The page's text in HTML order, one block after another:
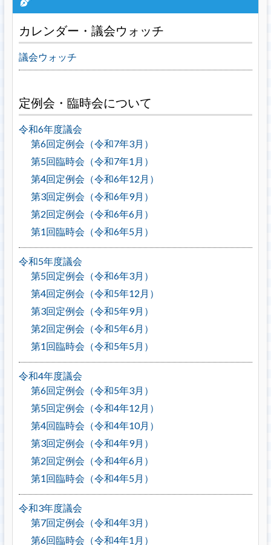
カレンダー・議会ウォッチ
議会ウォッチ
定例会・臨時会について
令和6年度議会
第6回定例会（令和7年3月）
第5回臨時会（令和7年1月）
第4回定例会（令和6年12月）
第3回定例会（令和6年9月）
第2回定例会（令和6年6月）
第1回臨時会（令和6年5月）
令和5年度議会
第5回定例会（令和6年3月）
第4回定例会（令和5年12月）
第3回定例会（令和5年9月）
第2回定例会（令和5年6月）
第1回臨時会（令和5年5月）
令和4年度議会
第6回定例会（令和5年3月）
第5回定例会（令和4年12月）
第4回臨時会（令和4年10月）
第3回定例会（令和4年9月）
第2回定例会（令和4年6月）
第1回臨時会（令和4年5月）
令和3年度議会
第7回定例会（令和4年3月）
第6回臨時会（令和4年1月）